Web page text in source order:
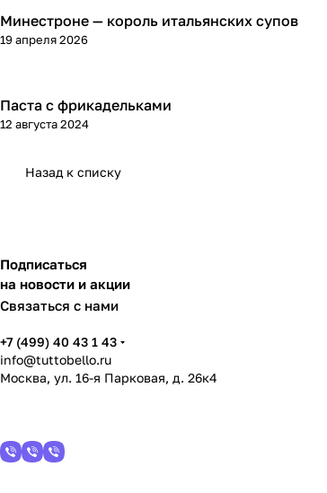
Кухня
Минестроне — король итальянских супов
19 апреля 2026
Кухня
Паста с фрикадельками
12 августа 2024
Назад к списку
Подписаться
на новости и акции
Связаться с нами
+7 (499) 40 43 1 43
info@tuttobello.ru
Москва, ул. 16-я Парковая, д. 26к4